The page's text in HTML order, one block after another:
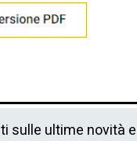
sulle ultime novità